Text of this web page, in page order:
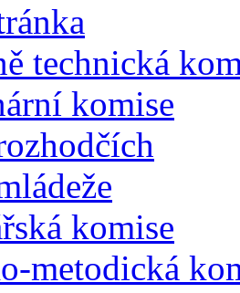
technická
komise
komise
metodická